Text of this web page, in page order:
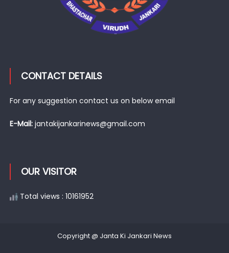
CONTACT DETAILS
For any suggestion contact us on below email
E-Mail: jantakijankarinews@gmail.com
OUR VISITOR
Total views : 10161952
Copyright @ Janta Ki Jankari News